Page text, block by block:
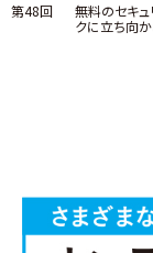
第48回
無料のセキュ
クに立ち向